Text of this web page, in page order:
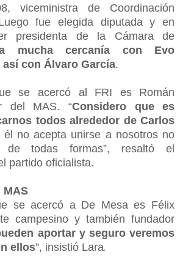
viceministra de Coordinación
fue elegida diputada y en
presidenta de la Cámara de
mucha cercanía con Evo
con Álvaro García.
se acercó al FRI es Román
del MAS. “Considero que es
todos alrededor de Carlos
él no acepta unirse a nosotros no
de todas formas”, resaltó el
partido oficialista.
MAS
se acercó a De Mesa es Félix
campesino y también fundador
aportar y seguro veremos
ellos”, insistió Lara.